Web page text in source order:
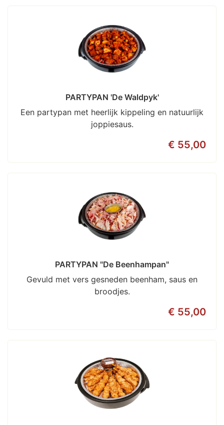
PARTYPAN 'De Waldpyk'
Een partypan met heerlijk kippeling en natuurlijk
joppiesaus.
€ 55,00
PARTYPAN "De Beenhampan"
Gevuld met vers gesneden beenham, saus en
broodjes.
€ 55,00